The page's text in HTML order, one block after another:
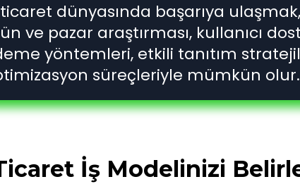
dünyasında başarıya
ve pazar araştırması, kullanıcı
yöntemleri, etkili tanıtım
süreçleriyle mümkün olur.
İş Modelinizi